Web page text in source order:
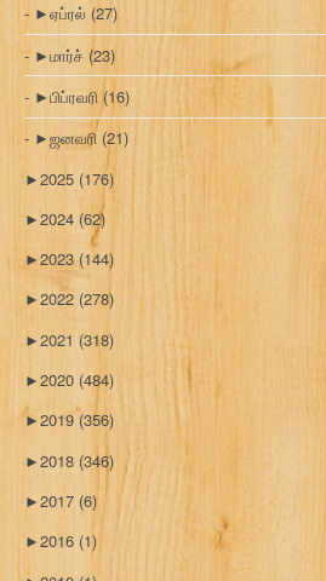
►ஏப்ரல் (27)
►மார்ச் (23)
►பிப்ரவரி(16)
►ஜனவரி (21)
►2025 (176)
►2024 (62)
►2023 (144)
►2022 (278)
►2021 (318)
►2020 (484)
►2019 (356)
►2018 (346)
►2017 (6)
►2016 (1)